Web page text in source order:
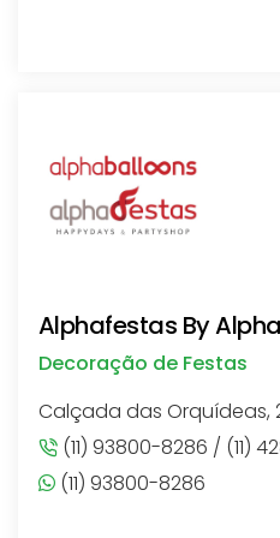
Alphafestas By
Decoração de Festas
Calçada das Orquídeas,
(11) 93800-8286 / (11)
(11) 93800-8286